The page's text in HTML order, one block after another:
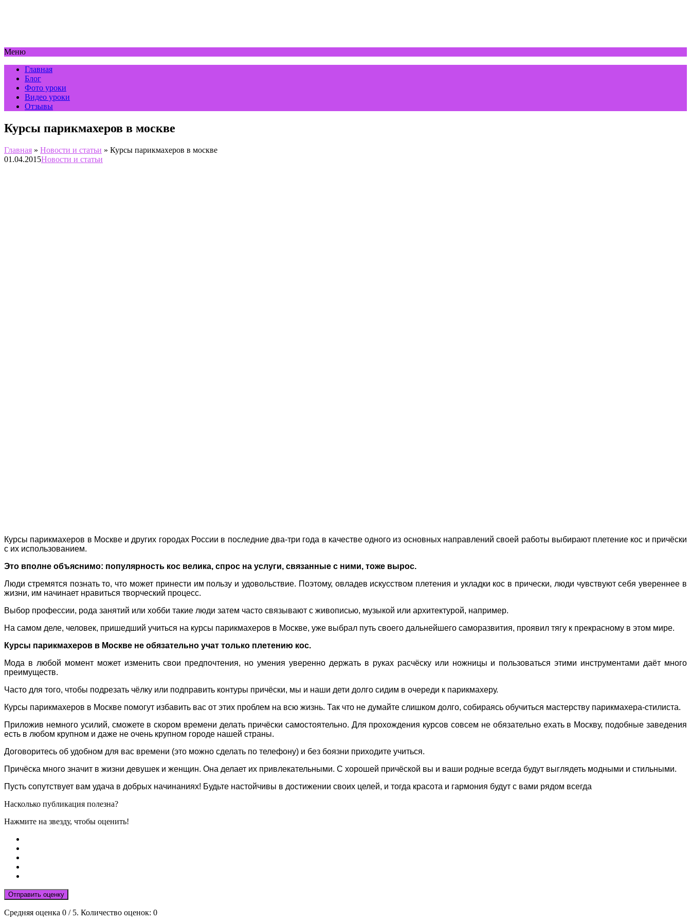
Меню
Главная
Блог
Фото уроки
Видео уроки
Отзывы
Курсы парикмахеров в москве
Главная » Новости и статьи » Курсы парикмахеров в москве
01.04.2015Новости и статьи
Курсы парикмахеров в Москве и других городах России в последние два-три года в качестве одного из основных направлений своей работы выбирают плетение кос и причёски
с их использованием.
Это вполне объяснимо: популярность кос велика, спрос на услуги, связанные с ними, тоже вырос.
Люди стремятся познать то, что может принести им пользу и удовольствие. Поэтому, овладев искусством плетения и укладки кос в прически, люди чувствуют себя увереннее в
жизни, им начинает нравиться творческий процесс.
Выбор профессии, рода занятий или хобби такие люди затем часто связывают с живописью, музыкой или архитектурой, например.
На самом деле, человек, пришедший учиться на курсы парикмахеров в Москве, уже выбрал путь своего дальнейшего саморазвития, проявил тягу к прекрасному в этом мире.
Курсы парикмахеров в Москве не обязательно учат только плетению кос.
Мода в любой момент может изменить свои предпочтения, но умения уверенно держать в руках расчёску или ножницы и пользоваться этими инструментами даёт много
преимуществ.
Часто для того, чтобы подрезать чёлку или подправить контуры причёски, мы и наши дети долго сидим в очереди к парикмахеру.
Курсы парикмахеров в Москве помогут избавить вас от этих проблем на всю жизнь. Так что не думайте слишком долго, собираясь обучиться мастерству парикмахера-стилиста.
Приложив немного усилий, сможете в скором времени делать причёски самостоятельно. Для прохождения курсов совсем не обязательно ехать в Москву, подобные заведения
есть в любом крупном и даже не очень крупном городе нашей страны.
Договоритесь об удобном для вас времени (это можно сделать по телефону) и без боязни приходите учиться.
Причёска много значит в жизни девушек и женщин. Она делает их привлекательными. С хорошей причёской вы и ваши родные всегда будут выглядеть модными и стильными.
Пусть сопутствует вам удача в добрых начинаниях! Будьте настойчивы в достижении своих целей, и тогда красота и гармония будут с вами рядом всегда
Насколько публикация полезна?
Нажмите на звезду, чтобы оценить!
Отправить оценку
Средняя оценка 0 / 5. Количество оценок: 0